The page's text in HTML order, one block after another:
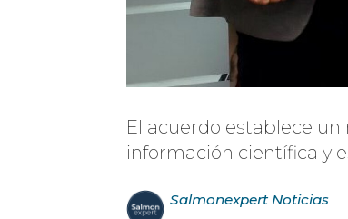
El acuerdo establece
información científica y
Salmonexpert Noticias